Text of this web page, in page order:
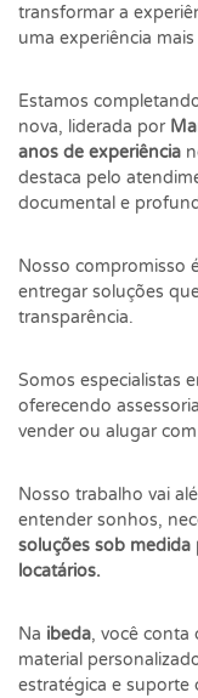
transformar a
uma experiência
Estamos
nova, liderada por
anos de experiência
destaca pelo
documental e
Nosso compromisso
entregar soluções
transparência.
Somos especialistas
oferecendo
vender ou alugar
Nosso trabalho vai
entender sonhos,
soluções sob medida
locatários.
Na ibeda, você conta
material
estratégica e suporte